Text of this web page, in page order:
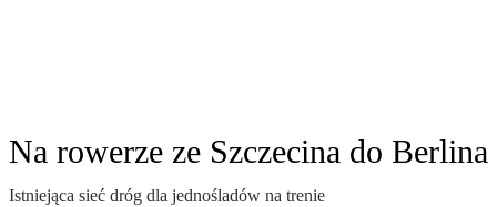
Na rowerze ze Szczecina do Berlina
Istniejąca sieć dróg dla jednośladów na trenie